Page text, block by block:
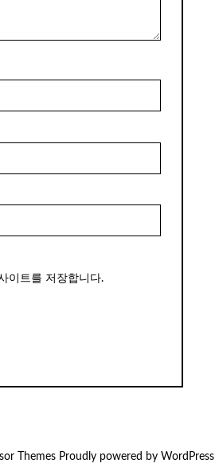
이트를 저장합니다.
ThemesProudly powered by WordPress